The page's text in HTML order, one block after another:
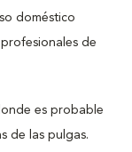
doméstico
de
es probable
de las pulgas.